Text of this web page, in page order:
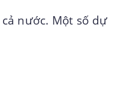
nước. Một số dự